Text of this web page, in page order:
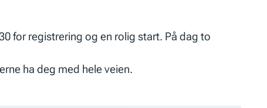
for registrering og en rolig start. På dag to
ha deg med hele veien.